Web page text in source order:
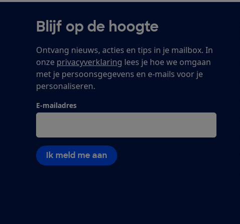
Blijf op de hoogte
Ontvang nieuws, acties en tips in je mailbox. In
onze privacyverklaring lees je hoe we omgaan
met je persoonsgegevens en e-mails voor je
personaliseren.
E-mailadres
Ik meld me aan